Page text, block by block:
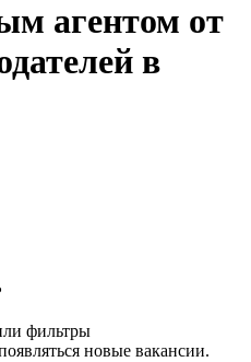
агентом от
в
фильтры
новые вакансии.